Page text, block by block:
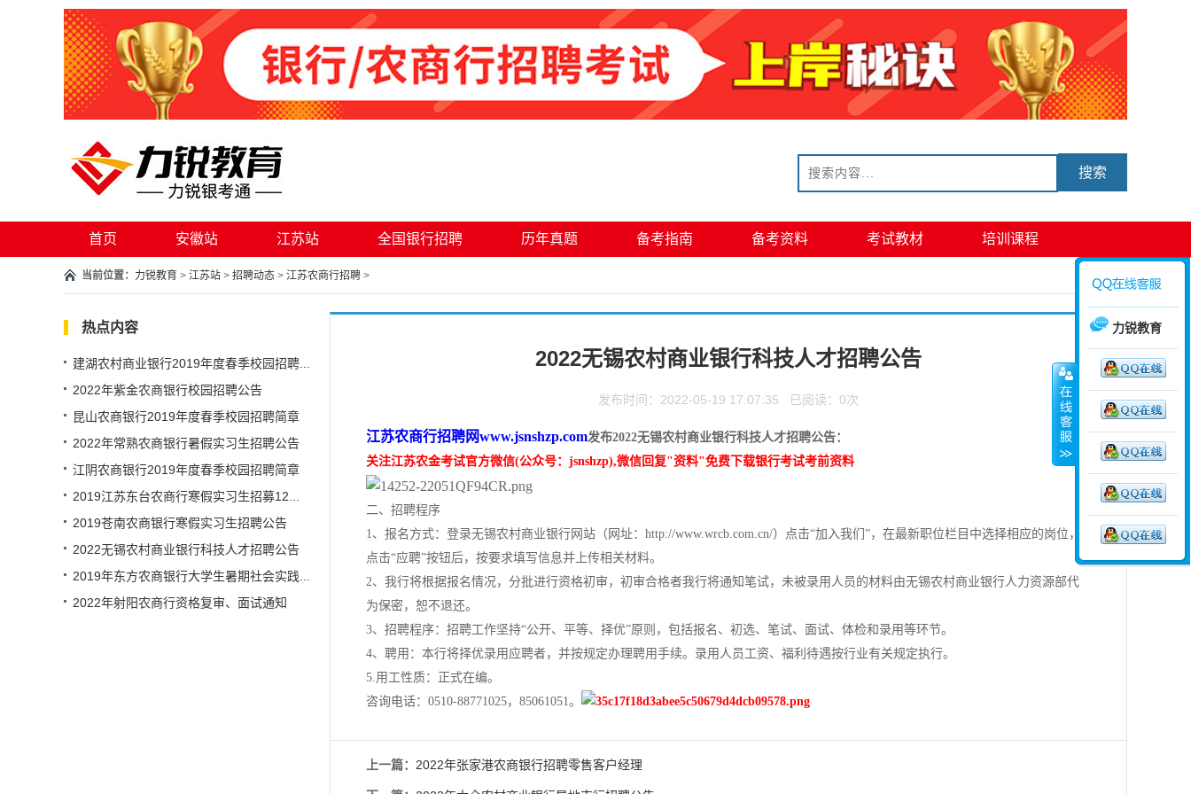
搜索
首页 安徽站 江苏站 全国银行招聘 历年真题 备考指南 备考资料 考试教材 培训课程
当前位置： 力锐教育 > 江苏站 > 招聘动态 > 江苏农商行招聘 >
热点内容
建湖农村商业银行2019年度春季校园招聘...
2022年紫金农商银行校园招聘公告
昆山农商银行2019年度春季校园招聘简章
2022年常熟农商银行暑假实习生招聘公告
江阴农商银行2019年度春季校园招聘简章
2019江苏东台农商行寒假实习生招募12...
2019苍南农商银行寒假实习生招聘公告
2022无锡农村商业银行科技人才招聘公告
2019年东方农商银行大学生暑期社会实践...
2022年射阳农商行资格复审、面试通知
2022无锡农村商业银行科技人才招聘公告
发布时间：2022-05-19 17:07:35 已阅读： 0次
江苏农商行招聘网www.jsnshzp.com发布2022无锡农村商业银行科技人才招聘公告：
关注江苏农金考试官方微信(公众号：jsnshzp),微信回复"资料"免费下载银行考试考前资料
二、招聘程序
1、报名方式：登录无锡农村商业银行网站（网址：http://www.wrcb.com.cn/）点击“加入我们”，在最新职位栏目中选择相应的岗位，
点击“应聘”按钮后，按要求填写信息并上传相关材料。
2、我行将根据报名情况，分批进行资格初审，初审合格者我行将通知笔试，未被录用人员的材料由无锡农村商业银行人力资源部代
为保密，恕不退还。
3、招聘程序：招聘工作坚持“公开、平等、择优”原则，包括报名、初选、笔试、面试、体检和录用等环节。
4、聘用：本行将择优录用应聘者，并按规定办理聘用手续。录用人员工资、福利待遇按行业有关规定执行。
5.用工性质：正式在编。
咨询电话：0510-88771025，85061051。
上一篇： 2022年张家港农商银行招聘零售客户经理
力锐教育